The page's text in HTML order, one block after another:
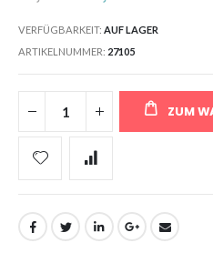
VERFÜGBARKEIT: AUF LAGER
ARTIKELNUMMER 27105
ZUM